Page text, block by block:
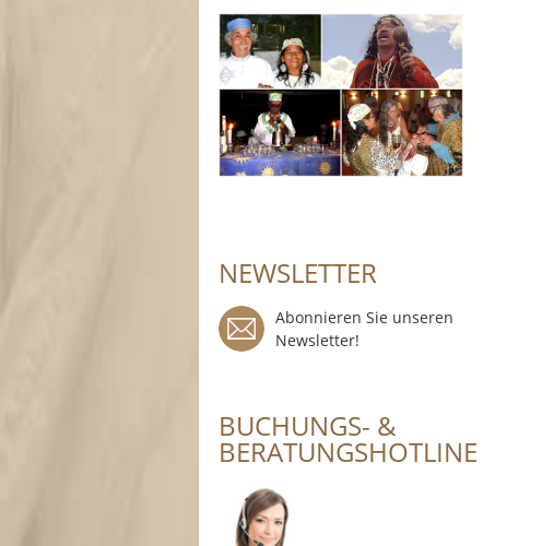
NEWSLETTER
Abonnieren Sie unseren
Newsletter!
BUCHUNGS- &
BERATUNGSHOTLINE